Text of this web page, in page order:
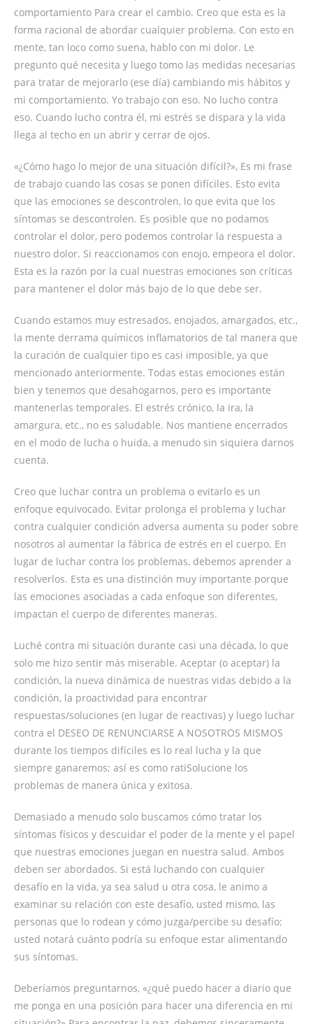
comportamiento Para crear el cambio. Creo que esta es la
forma racional de abordar cualquier problema. Con esto en
mente, tan loco como suena, hablo con mi dolor. Le
pregunto qué necesita y luego tomo las medidas necesarias
para tratar de mejorarlo (ese día) cambiando mis hábitos y
mi comportamiento. Yo trabajo con eso. No lucho contra
eso. Cuando lucho contra él, mi estrés se dispara y la vida
llega al techo en un abrir y cerrar de ojos.
«¿Cómo hago lo mejor de una situación difícil?», Es mi frase
de trabajo cuando las cosas se ponen difíciles. Esto evita
que las emociones se descontrolen, lo que evita que los
síntomas se descontrolen. Es posible que no podamos
controlar el dolor, pero podemos controlar la respuesta a
nuestro dolor. Si reaccionamos con enojo, empeora el dolor.
Esta es la razón por la cual nuestras emociones son críticas
para mantener el dolor más bajo de lo que debe ser.
Cuando estamos muy estresados, enojados, amargados, etc.,
la mente derrama químicos inflamatorios de tal manera que
la curación de cualquier tipo es casi imposible, ya que
mencionado anteriormente. Todas estas emociones están
bien y tenemos que desahogarnos, pero es importante
mantenerlas temporales. El estrés crónico, la ira, la
amargura, etc., no es saludable. Nos mantiene encerrados
en el modo de lucha o huida, a menudo sin siquiera darnos
cuenta.
Creo que luchar contra un problema o evitarlo es un
enfoque equivocado. Evitar prolonga el problema y luchar
contra cualquier condición adversa aumenta su poder sobre
nosotros al aumentar la fábrica de estrés en el cuerpo. En
lugar de luchar contra los problemas, debemos aprender a
resolverlos. Esta es una distinción muy importante porque
las emociones asociadas a cada enfoque son diferentes,
impactan el cuerpo de diferentes maneras.
Luché contra mi situación durante casi una década, lo que
solo me hizo sentir más miserable. Aceptar (o aceptar) la
condición, la nueva dinámica de nuestras vidas debido a la
condición, la proactividad para encontrar
respuestas/soluciones (en lugar de reactivas) y luego luchar
contra el DESEO DE RENUNCIARSE A NOSOTROS MISMOS
durante los tiempos difíciles es lo real lucha y la que
siempre ganaremos; así es como ratiSolucione los
problemas de manera única y exitosa.
Demasiado a menudo solo buscamos cómo tratar los
síntomas físicos y descuidar el poder de la mente y el papel
que nuestras emociones juegan en nuestra salud. Ambos
deben ser abordados. Si está luchando con cualquier
desafío en la vida, ya sea salud u otra cosa, le animo a
examinar su relación con este desafío, usted mismo, las
personas que lo rodean y cómo juzga/percibe su desafío;
usted notará cuánto podría su enfoque estar alimentando
sus síntomas.
Deberíamos preguntarnos, «¿qué puedo hacer a diario que
me ponga en una posición para hacer una diferencia en mi